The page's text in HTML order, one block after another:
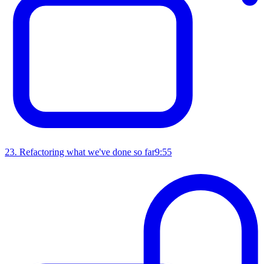
23. Refactoring what we've done so far9:55